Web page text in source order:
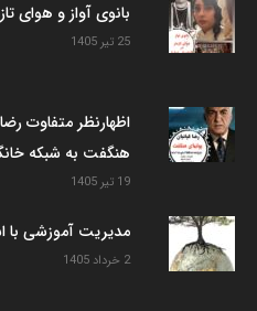
بانوی آواز و هوای
25 تیر 1405
اظهارنظر متفاوت
هنگفت به شبکه
19 تیر 1405
مدیریت آموزشی با
2 خرداد 1405